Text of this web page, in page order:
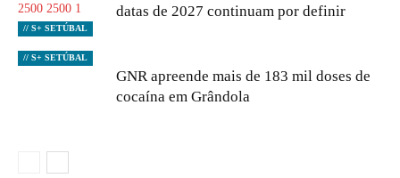
// S+ SETÚBAL
datas de 2027 continuam por definir
// S+ SETÚBAL
GNR apreende mais de 183 mil doses de
cocaína em Grândola